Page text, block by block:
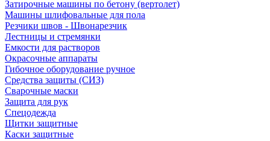
Затирочные машины по бетону (вертолет)
Машины шлифовальные для пола
Резчики швов - Швонарезчик
Лестницы и стремянки
Емкости для растворов
Окрасочные аппараты
Гибочное оборудование ручное
Средства защиты (СИЗ)
Сварочные маски
Защита для рук
Спецодежда
Щитки защитные
Каски защитные